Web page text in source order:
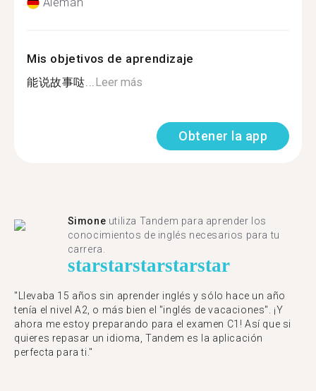
Mis objetivos de aprendizaje
能说故事哒...Leer más
Obtener la app
Simone utiliza Tandem para aprender los
conocimientos de inglés necesarios para tu
carrera.
starstarstarstarstar
"Llevaba 15 años sin aprender inglés y sólo hace un año
tenía el nivel A2, o más bien el "inglés de vacaciones". ¡Y
ahora me estoy preparando para el examen C1! Así que si
quieres repasar un idioma, Tandem es la aplicación
perfecta para ti."